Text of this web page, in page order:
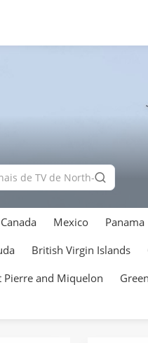
Canada Mexico Panama
British Virgin Islands
Pierre and Miquelon